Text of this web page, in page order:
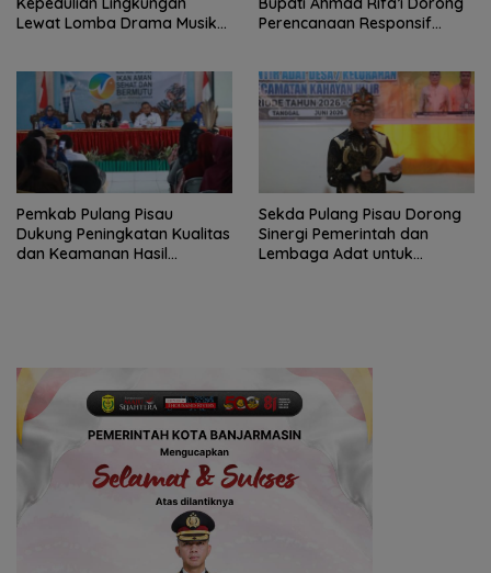
Lewat Lomba Drama Musikal
Perencanaan Responsif
Pemkab Pulang Pisau
Dukung Peningkatan Kualitas
dan Keamanan Hasil
Sekda Pulang Pisau Dorong
Sinergi Pemerintah dan
Lembaga Adat untuk